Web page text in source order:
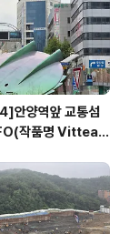
양역앞 교통섬
작품명 Vitteau